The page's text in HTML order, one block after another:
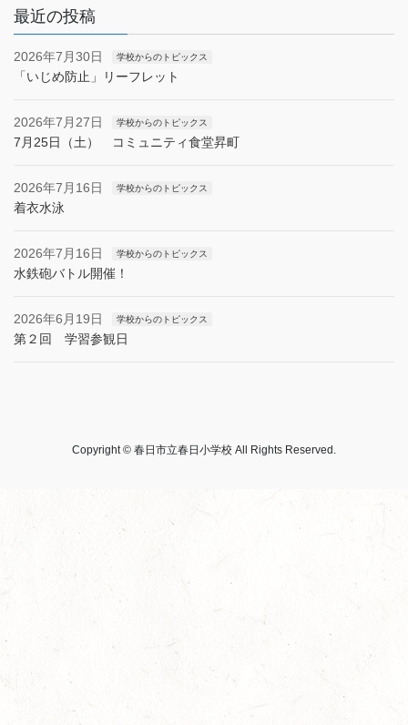
最近の投稿
2026年7月30日 学校からのトピックス
「いじめ防止」リーフレット
2026年7月27日 学校からのトピックス
7月25日（土） コミュニティ食堂昇町
2026年7月16日 学校からのトピックス
着衣水泳
2026年7月16日 学校からのトピックス
水鉄砲バトル開催！
2026年6月19日 学校からのトピックス
第２回 学習参観日
Copyright © 春日市立春日小学校 All Rights Reserved.